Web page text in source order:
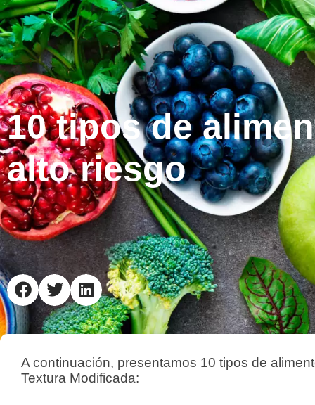
10 tipos de
alto riesgo
A continuación, presentamos 10 tipos de
Textura Modificada: